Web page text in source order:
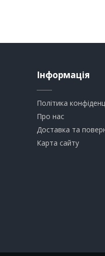
Інформація
Політика
Про нас
Доставка та
Карта сайту